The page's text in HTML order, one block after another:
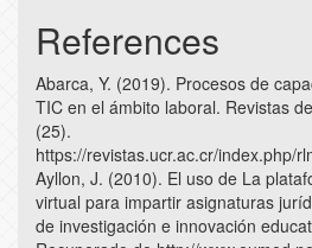
References
Abarca, Y. (2019). Procesos de
TIC en el ámbito laboral. Revistas
(25).
https://revistas.ucr.ac.cr/index.php/
Ayllon, J. (2010). El uso de La
virtual para impartir asignaturas
de investigación e innovación